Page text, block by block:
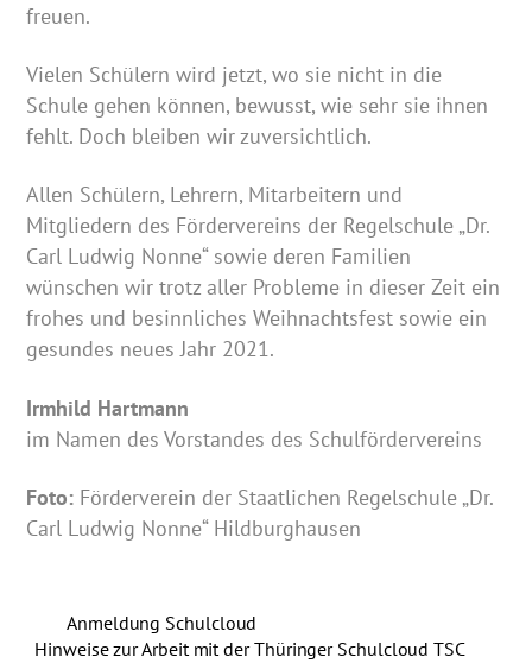
freuen.
Vielen Schülern wird jetzt, wo sie nicht in die
Schule gehen können, bewusst, wie sehr sie ihnen
fehlt. Doch bleiben wir zuversichtlich.
Allen Schülern, Lehrern, Mitarbeitern und
Mitgliedern des Fördervereins der Regelschule „Dr.
Carl Ludwig Nonne“ sowie deren Familien
wünschen wir trotz aller Probleme in dieser Zeit ein
frohes und besinnliches Weihnachtsfest sowie ein
gesundes neues Jahr 2021.
Irmhild Hartmann
im Namen des Vorstandes des Schulfördervereins
Foto: Förderverein der Staatlichen Regelschule „Dr.
Carl Ludwig Nonne“ Hildburghausen
Anmeldung Schulcloud
Hinweise zur Arbeit mit der Thüringer Schulcloud TSC